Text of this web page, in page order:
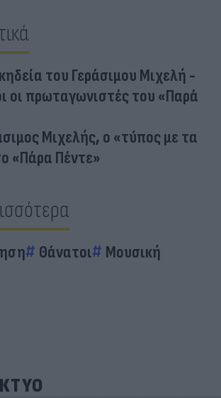
του Γεράσιμου Μιχελή -
οι πρωταγωνιστές του «Παρά
Μιχελής, ο «τύπος με τα
«Πάρα Πέντε»
Θάνατοι Μουσική